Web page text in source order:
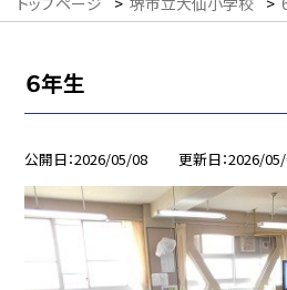
６年生
公開日 2026/05/08 更新日 2026/